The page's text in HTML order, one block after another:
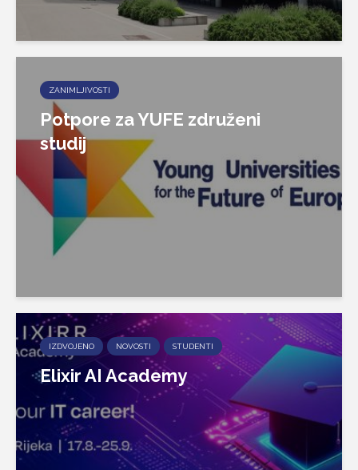
ZANIMLJIVOSTI
Potpore za YUFE združeni
studij
IZDVOJENO NOVOSTI STUDENTI
Elixir AI Academy